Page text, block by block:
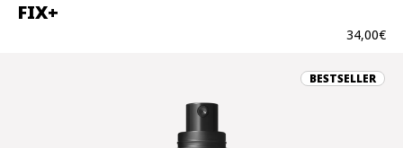
FIX+
34,00€
BESTSELLER